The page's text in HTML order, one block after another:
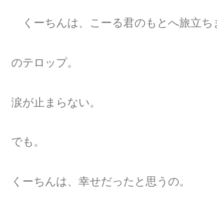
くーちんは、こーる君のもとへ旅立ち
のテロップ。
涙が止まらない。
でも。
くーちんは、幸せだったと思うの。